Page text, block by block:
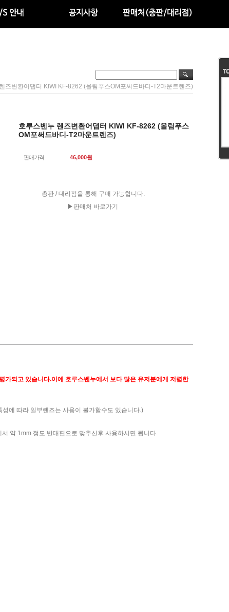
즈변환어댑터 KIWI KF-8262 (올림푸스OM포써드바디-T2마운트렌즈)
호루스벤누 렌즈변환어댑터 KIWI KF-8262 (올림푸스
OM포써드바디-T2마운트렌즈)
판매가격 46,000원
총판 / 대리점을 통해 구매 가능합니다.
▶판매처 바로가기
되고 있습니다.이에 호루스벤누에서 보다 많은 유저분에게 저렴한
에 따라 일부렌즈는 사용이 불가할수도 있습니다.)
약 1mm 정도 반대편으로 맞추신후 사용하시면 됩니다.